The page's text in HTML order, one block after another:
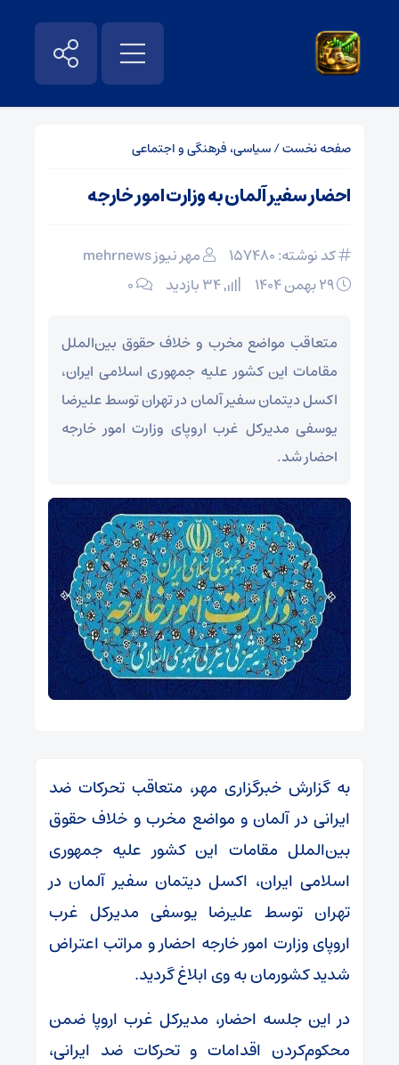
صفحه نخست/سیاسی، فرهنگی و اجتماعی
احضار سفیر آلمان به وزارت امور خارجه
کد نوشته: 157480
مهر نیوز mehrnews
۰
متعاقب مواضع مخرب و خلاف حقوق بین‌الملل
مقامات این کشور علیه جمهوری اسلامی ایران،
اکسل دیتمان سفیر آلمان در تهران توسط علیرضا
یوسفی مدیرکل غرب اروپای وزارت امور خارجه
احضار شد.
به گزارش خبرگزاری مهر، متعاقب تحرکات ضد
ایرانی در آلمان و مواضع مخرب و خلاف حقوق
بین‌الملل مقامات این کشور علیه جمهوری
اسلامی ایران، اکسل دیتمان سفیر آلمان در
تهران توسط علیرضا یوسفی مدیرکل غرب
اروپای وزارت امور خارجه احضار و مراتب اعتراض
شدید کشورمان به وی ابلاغ گردید.
در این جلسه احضار، مدیرکل غرب اروپا ضمن
محکوم‌کردن اقدامات و تحرکات ضد ایرانی،